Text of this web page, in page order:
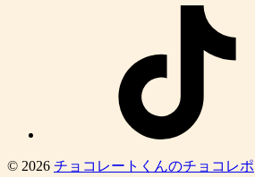
© 2026 チョコレートくんのチョコレポ